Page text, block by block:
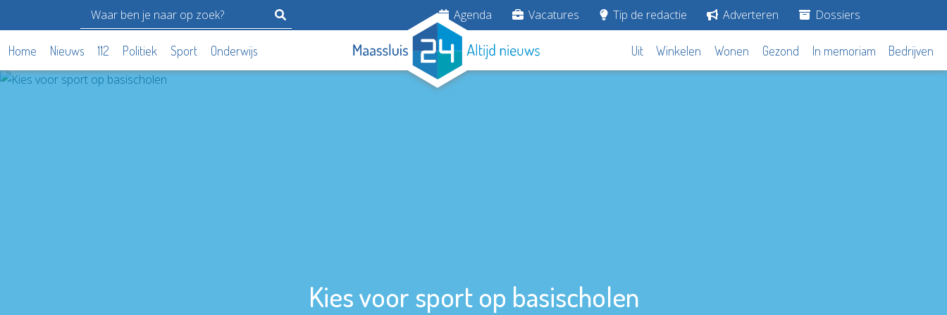
Agenda Vacatures Tip de redactie Adverteren Dossiers
Home Nieuws 112 Politiek Sport Onderwijs Uit Winkelen Wonen Gezond In memoriam Bedrijven
Kies voor sport op basischolen